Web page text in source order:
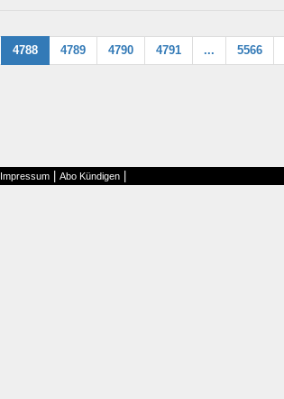
4788 4789 4790 4791 ... 5566
Impressum Abo Kündigen